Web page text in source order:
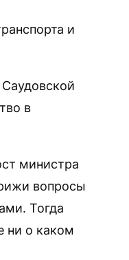
и
в
министра
вопросы
Тогда
ни о каком